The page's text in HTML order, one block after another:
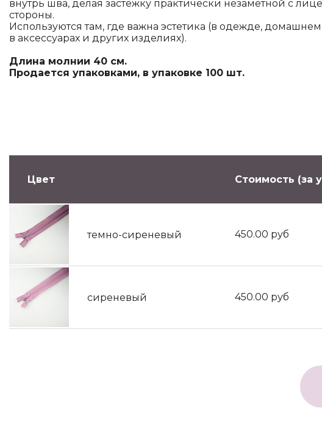
внутрь шва, делая застёжку практически незаметной с
стороны.
Используются там, где важна эстетика (в одежде, домашнем
в аксессуарах и других изделиях).
Длина молнии 40 см.
Продается упаковками, в упаковке 100 шт.
Цвет Стоимость (за
темно-сиреневый 450.00 руб
сиреневый 450.00 руб